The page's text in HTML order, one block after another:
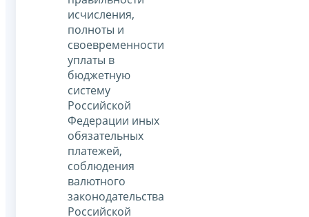
исчисления,
полноты и
своевременности
уплаты в
бюджетную
систему
Российской
Федерации иных
обязательных
платежей,
соблюдения
валютного
законодательства
Российской